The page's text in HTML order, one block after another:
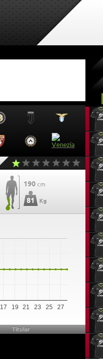
190 cm
81 Kg
17 19 21 23 25 27
Titular